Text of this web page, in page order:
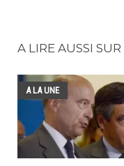
A LIRE AUSSI
A LA UNE